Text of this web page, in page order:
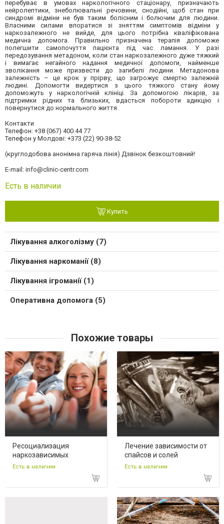
перебуває в умовах наркологічного стаціонару, призначають
нейролептики, знеболювальні речовини, снодійні, щоб стан при
синдромі відміни не був таким болісним і болючим для людини.
Власними силами впоратися зі зняттям симптомів відміни у
наркозалежного не вийде, для цього потрібна кваліфікована
медична допомога. Правильно призначена терапія допоможе
полегшити самопочуття пацієнта під час ламання. У разі
передозування метадоном, коли стан наркозалежного дуже тяжкий
і вимагає негайного надання медичної допомоги, найменше
зволікання може призвести до загибелі людини. Метадонова
залежність – це крок у прірву, що загрожує смертю залежній
людині. Допомогти видертися з цього тяжкого стану йому
допоможуть у наркологічній клініці. За допомогою лікарів, за
підтримки рідних та близьких, вдасться побороти адикцію і
повернутися до нормального життя.
Контакти
Телефон: +38 (067) 400 44 77
Телефон у Молдові: +373 (22) 90-38-52
(круглодобова анонімна гаряча лінія) Дзвінок безкоштовний!
E-mail: info@clinic-centr.com
Есть в наличии
Купить
Лікування алкоголізму (7)
Лікування наркоманії (8)
Лікування ігроманії (1)
Оперативна допомога (5)
Похожие товары
Ресоциализация
наркозависимых
Есть в наличии
Лечение зависимости от
спайсов и солей
Есть в наличии